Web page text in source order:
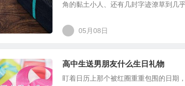
角的黏土小人、还有几封字迹潦草到几乎
05月08日
高中生送男朋友什么生日礼物
盯着日历上那个被红圈重重包围的日期